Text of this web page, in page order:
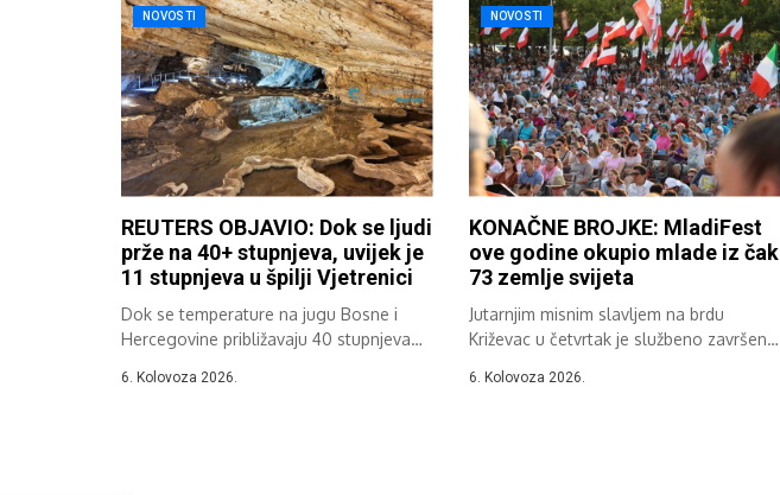
NOVOSTI
REUTERS OBJAVIO: Dok se ljudi
prže na 40+ stupnjeva, uvijek je
11 stupnjeva u špilji Vjetrenici
Dok se temperature na jugu Bosne i
Hercegovine približavaju 40 stupnjeva
6. Kolovoza 2026.
NOVOSTI
KONAČNE BROJKE: MladiFest
ove godine okupio mlade iz čak
73 zemlje svijeta
Jutarnjim misnim slavljem na brdu
Križevac u četvrtak je službeno završen
6. Kolovoza 2026.